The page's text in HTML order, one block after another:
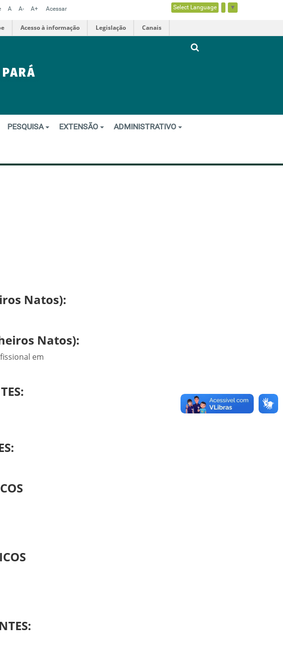
A A- A+ Acessar Select Language ▼
Acesso à informação Legislação Canais
PESQUISA EXTENSÃO ADMINISTRATIVO
Natos):
Natos):
em